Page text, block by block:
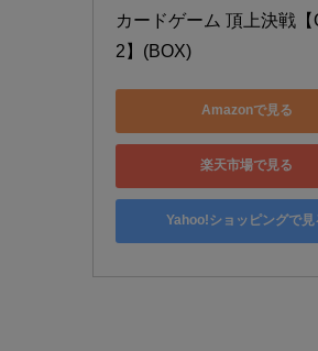
カードゲーム 頂上決戦【
2】(BOX)
Amazonで見る
楽天市場で見る
Yahoo!ショッピングで見